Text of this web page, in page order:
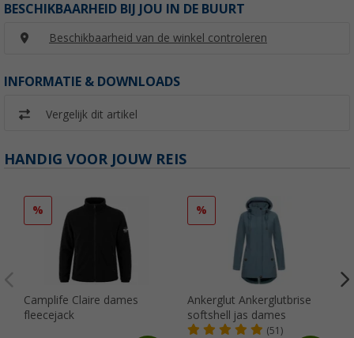
BESCHIKBAARHEID BIJ JOU IN DE BUURT
Beschikbaarheid van de winkel controleren
INFORMATIE & DOWNLOADS
Vergelijk dit artikel
HANDIG VOOR JOUW REIS
%
Camplife Claire dames
fleecejack
%
Ankerglut Ankerglutbrise
softshell jas dames
(51)